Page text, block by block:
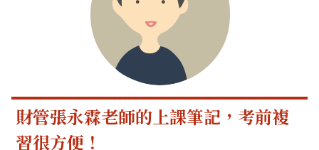
財管張永霖老師的上課筆記，考前複
習很方便！